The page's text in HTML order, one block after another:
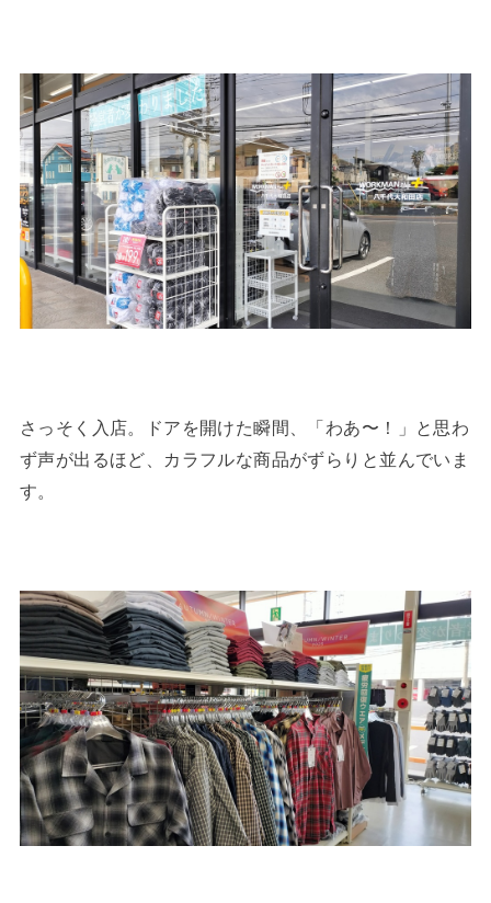
さっそく入店。ドアを開けた瞬間、「わあ〜！」と思わ
ず声が出るほど、カラフルな商品がずらりと並んでいま
す。